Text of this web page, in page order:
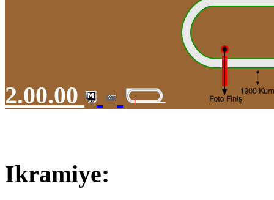
2.00.00
Ikramiye: